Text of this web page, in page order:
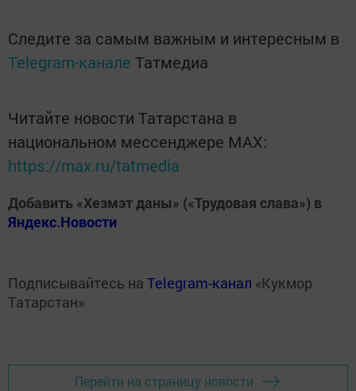
Следите за самым важным и интересным в
Telegram-канале Татмедиа
Читайте новости Татарстана в
национальном мессенджере MАХ:
https://max.ru/tatmedia
Добавить «Хезмэт даны» («Трудовая слава») в
Яндекс.Новости
Подписывайтесь на Telegram-канал «Кукмор
Татарстан»
Перейти на страницу новости